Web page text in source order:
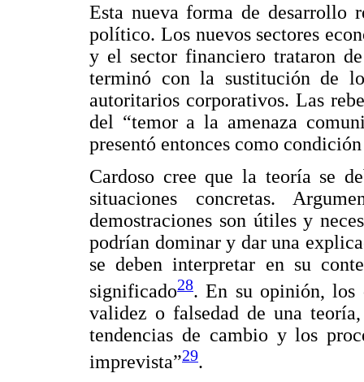
Esta nueva forma de desarrollo
político. Los nuevos sectores
y el sector financiero trataron
terminó con la sustitución de
autoritarios corporativos. Las
del “temor a la amenaza
presentó entonces como
Cardoso cree que la teoría se
situaciones concretas.
demostraciones son útiles y
podrían dominar y dar una
se deben interpretar en su
significado28. En su opinión, los
validez o falsedad de una
tendencias de cambio y los
imprevista”29.